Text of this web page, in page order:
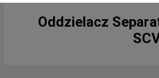
Oddzielacz